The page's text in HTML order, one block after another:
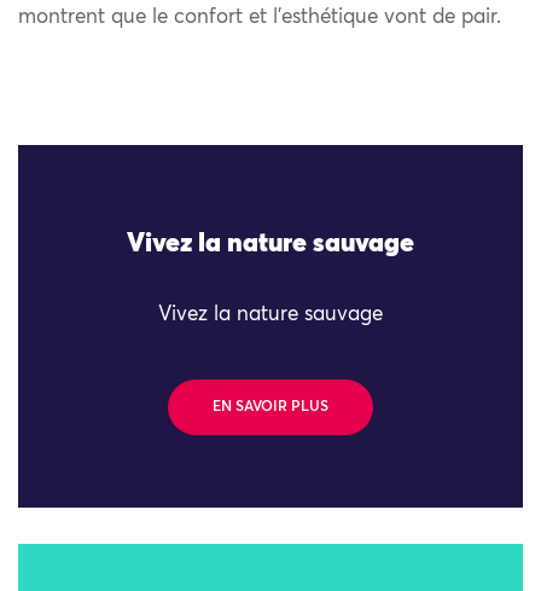
montrent que le confort et l’esthétique vont de pair.
Vivez la nature sauvage
Vivez la nature sauvage
EN SAVOIR PLUS